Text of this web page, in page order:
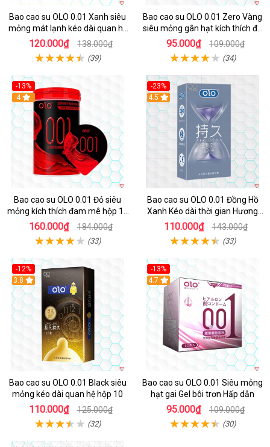
Bao cao su OLO 0.01 Xanh siêu
mỏng mát lạnh kéo dài quan hệ
an toàn
120.000₫ 138.000₫
(39)
Bao cao su OLO 0.01 Zero Vàng
siêu mỏng gân hạt kích thích đê
mê hộp 10
95.000₫ 109.000₫
(34)
-13%
Hot
4
Bao cao su OLO 0.01 Đỏ siêu
mỏng kích thích đam mê hộp 10
cái
160.000₫ 184.000₫
(33)
-23%
Hot
4.5
Bao cao su OLO 0.01 Đồng Hồ
Xanh Kéo dài thời gian Hương
vani Hộp 10 cái Chất lượng cao
110.000₫ 143.000₫
(33)
-12%
3.8
Bao cao su OLO 0.01 Black siêu
mỏng kéo dài quan hệ hộp 10
110.000₫ 125.000₫
(32)
-13%
4.7
Bao cao su OLO 0.01 Siêu mỏng
hạt gai Gel bôi trơn Hấp dẫn
95.000₫ 109.000₫
(30)